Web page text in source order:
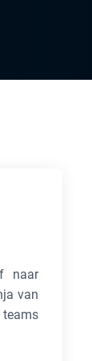
naar
van